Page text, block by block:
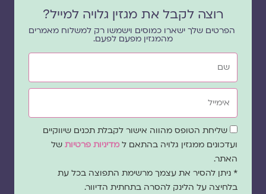
רוצה לקבל את מגזין גלויה למייל?
הפרטים שלך ישארו כמוסים וישמשו רק למשלוח מאמרים
מהמגזין מפעם לפעם.
שם
אימייל
שדהשליחת הטופס מהווה אישור לקבלת תכנים שיווקיים
ועדכונים ממגזין גלויה בהתאם ל מדיניות פרטיותשל
האתר.
* ניתן להסיר את עצמך מרשימת התפוצה בכל עת
בלחיצה על הלינק להסרה בתחתית הדיוור.